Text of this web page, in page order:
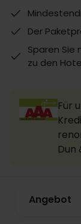
Der
Sparen Sie
zu den
Für
Dun
Angebot